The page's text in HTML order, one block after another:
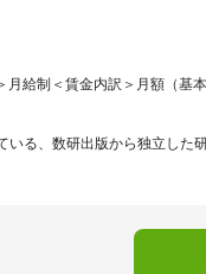
月給制＜賃金内訳＞月額（基
る、数研出版から独立した